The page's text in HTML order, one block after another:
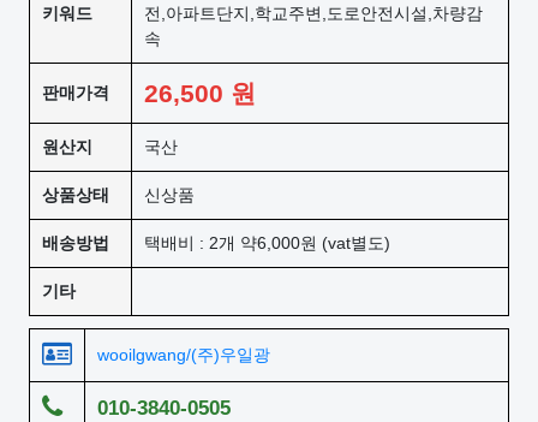
키워드
전,아파트단지,학교주변,도로안전시설,차량감
속
판매가격 26,500 원
원산지 국산
상품상태 신상품
배송방법 택배비 : 2개 약6,000원 (vat별도)
기타
wooilgwang/(주)우일광
010-3840-0505